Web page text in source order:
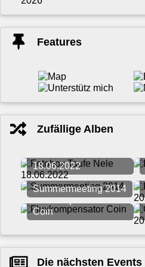
Features
Zufällige Alben
18.06.2022
Summermeeting 2014
Fluxkompensator
Coin
Die nächsten Events